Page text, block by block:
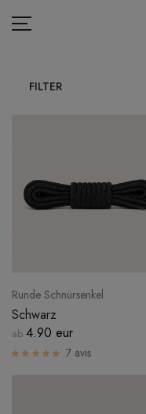
SPORTSCHNÜRSENKEL
LACE'TER
EINLOGGEN
FILTER
Runde Schnürsenkel
Schwarz
ab 4.90 eur
7 avis